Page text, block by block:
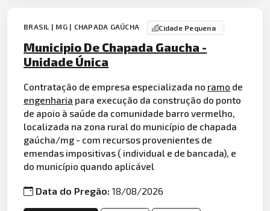
BRASIL | MG | CHAPADA GAÚCHA Cidade Pequena
Municipio De Chapada Gaucha -
Unidade Única
Contratação de empresa especializada no ramo de
engenharia para execução da construção do ponto
de apoio à saúde da comunidade barro vermelho,
localizada na zona rural do município de chapada
gaúcha/mg - com recursos provenientes de
emendas impositivas ( individual e de bancada), e
do município quando aplicável
Data do Pregão:18/08/2026